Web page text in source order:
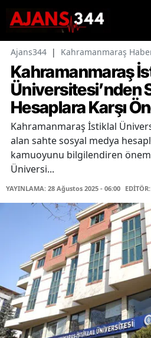
Ajans344 | Kahramanmaraş
Kahramanmaraş
Üniversitesi’nden
Hesaplara Karşı
Kahramanmaraş İstiklal
alan sahte sosyal medya
kamuoyunu bilgilendiren
Üniversi...
YAYINLAMA: 28 Ağustos 2025 - 06:00